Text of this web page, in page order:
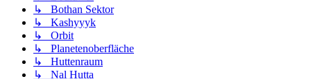
↳ Bothan Sektor
↳ Kashyyyk
↳ Orbit
↳ Planetenoberfläche
↳ Huttenraum
↳ Nal Hutta